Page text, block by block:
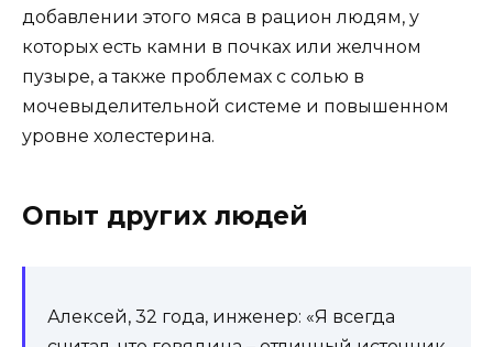
добавлении этого мяса в рацион людям, у
которых есть камни в почках или желчном
пузыре, а также проблемах с солью в
мочевыделительной системе и повышенном
уровне холестерина.
Опыт других людей
Алексей, 32 года, инженер: «Я всегда